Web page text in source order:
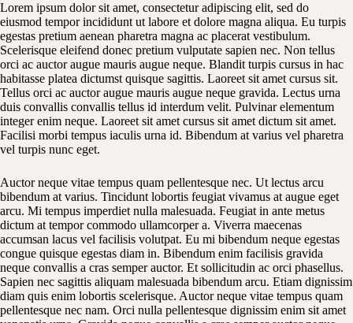
Lorem ipsum dolor sit amet, consectetur adipiscing elit, sed do
eiusmod tempor incididunt ut labore et dolore magna aliqua. Eu turpis
egestas pretium aenean pharetra magna ac placerat vestibulum.
Scelerisque eleifend donec pretium vulputate sapien nec. Non tellus
orci ac auctor augue mauris augue neque. Blandit turpis cursus in hac
habitasse platea dictumst quisque sagittis. Laoreet sit amet cursus sit.
Tellus orci ac auctor augue mauris augue neque gravida. Lectus urna
duis convallis convallis tellus id interdum velit. Pulvinar elementum
integer enim neque. Laoreet sit amet cursus sit amet dictum sit amet.
Facilisi morbi tempus iaculis urna id. Bibendum at varius vel pharetra
vel turpis nunc eget.
Auctor neque vitae tempus quam pellentesque nec. Ut lectus arcu
bibendum at varius. Tincidunt lobortis feugiat vivamus at augue eget
arcu. Mi tempus imperdiet nulla malesuada. Feugiat in ante metus
dictum at tempor commodo ullamcorper a. Viverra maecenas
accumsan lacus vel facilisis volutpat. Eu mi bibendum neque egestas
congue quisque egestas diam in. Bibendum enim facilisis gravida
neque convallis a cras semper auctor. Et sollicitudin ac orci phasellus.
Sapien nec sagittis aliquam malesuada bibendum arcu. Etiam dignissim
diam quis enim lobortis scelerisque. Auctor neque vitae tempus quam
pellentesque nec nam. Orci nulla pellentesque dignissim enim sit amet